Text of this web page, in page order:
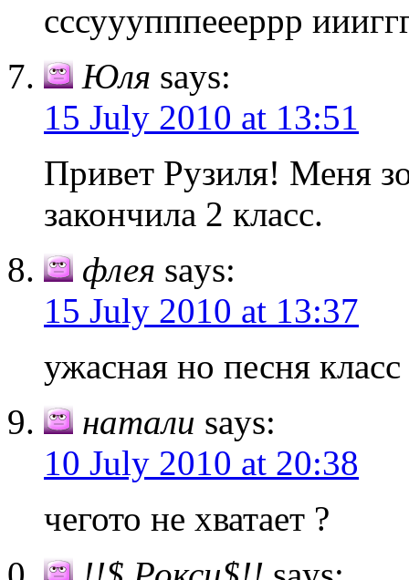
сссууупппеееррр
Юля says:
15 July 2010 at 13:51
Привет Рузиля! Меня
закончила 2 класс.
флея says:
15 July 2010 at 13:37
ужасная но песня класс
натали says:
10 July 2010 at 20:38
чегото не хватает ?